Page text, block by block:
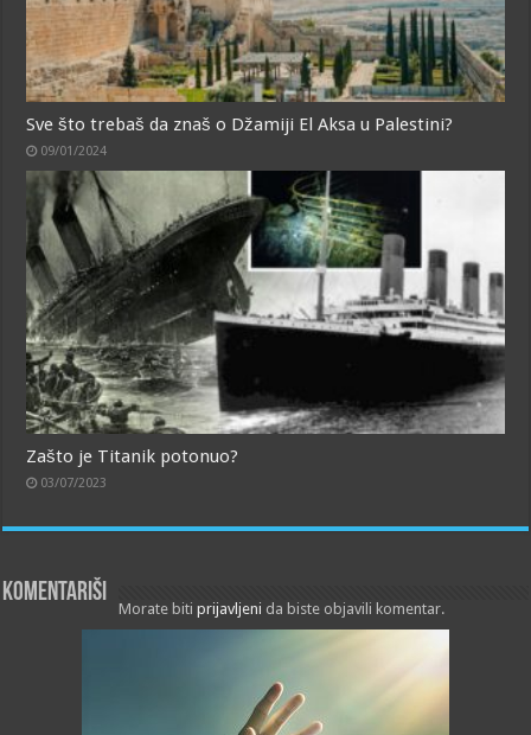
Sve što trebaš da znaš o Džamiji El Aksa u Palestini?
09/01/2024
Zašto je Titanik potonuo?
03/07/2023
Komentariši
Morate bitiprijavljeni da biste objavili komentar.